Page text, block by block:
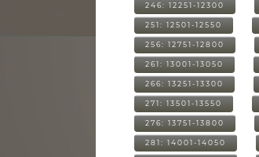
246: 12251-12300
251: 12501-12550
256: 12751-12800
261: 13001-13050
266: 13251-13300
271: 13501-13550
276: 13751-13800
281: 14001-14050